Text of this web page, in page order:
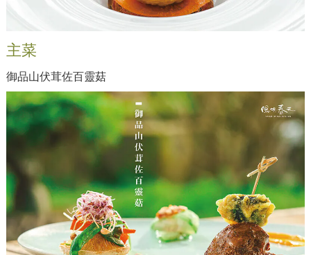
主菜
御品山伏茸佐百靈菇